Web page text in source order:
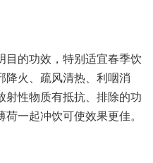
目的功效，特别适宜春季饮
降火、疏风清热、利咽消
射性物质有抵抗、排除的功
一起冲饮可使效果更佳。